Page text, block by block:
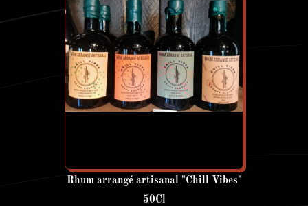
Rhum arrangé artisanal "Chill Vibes"
50Cl